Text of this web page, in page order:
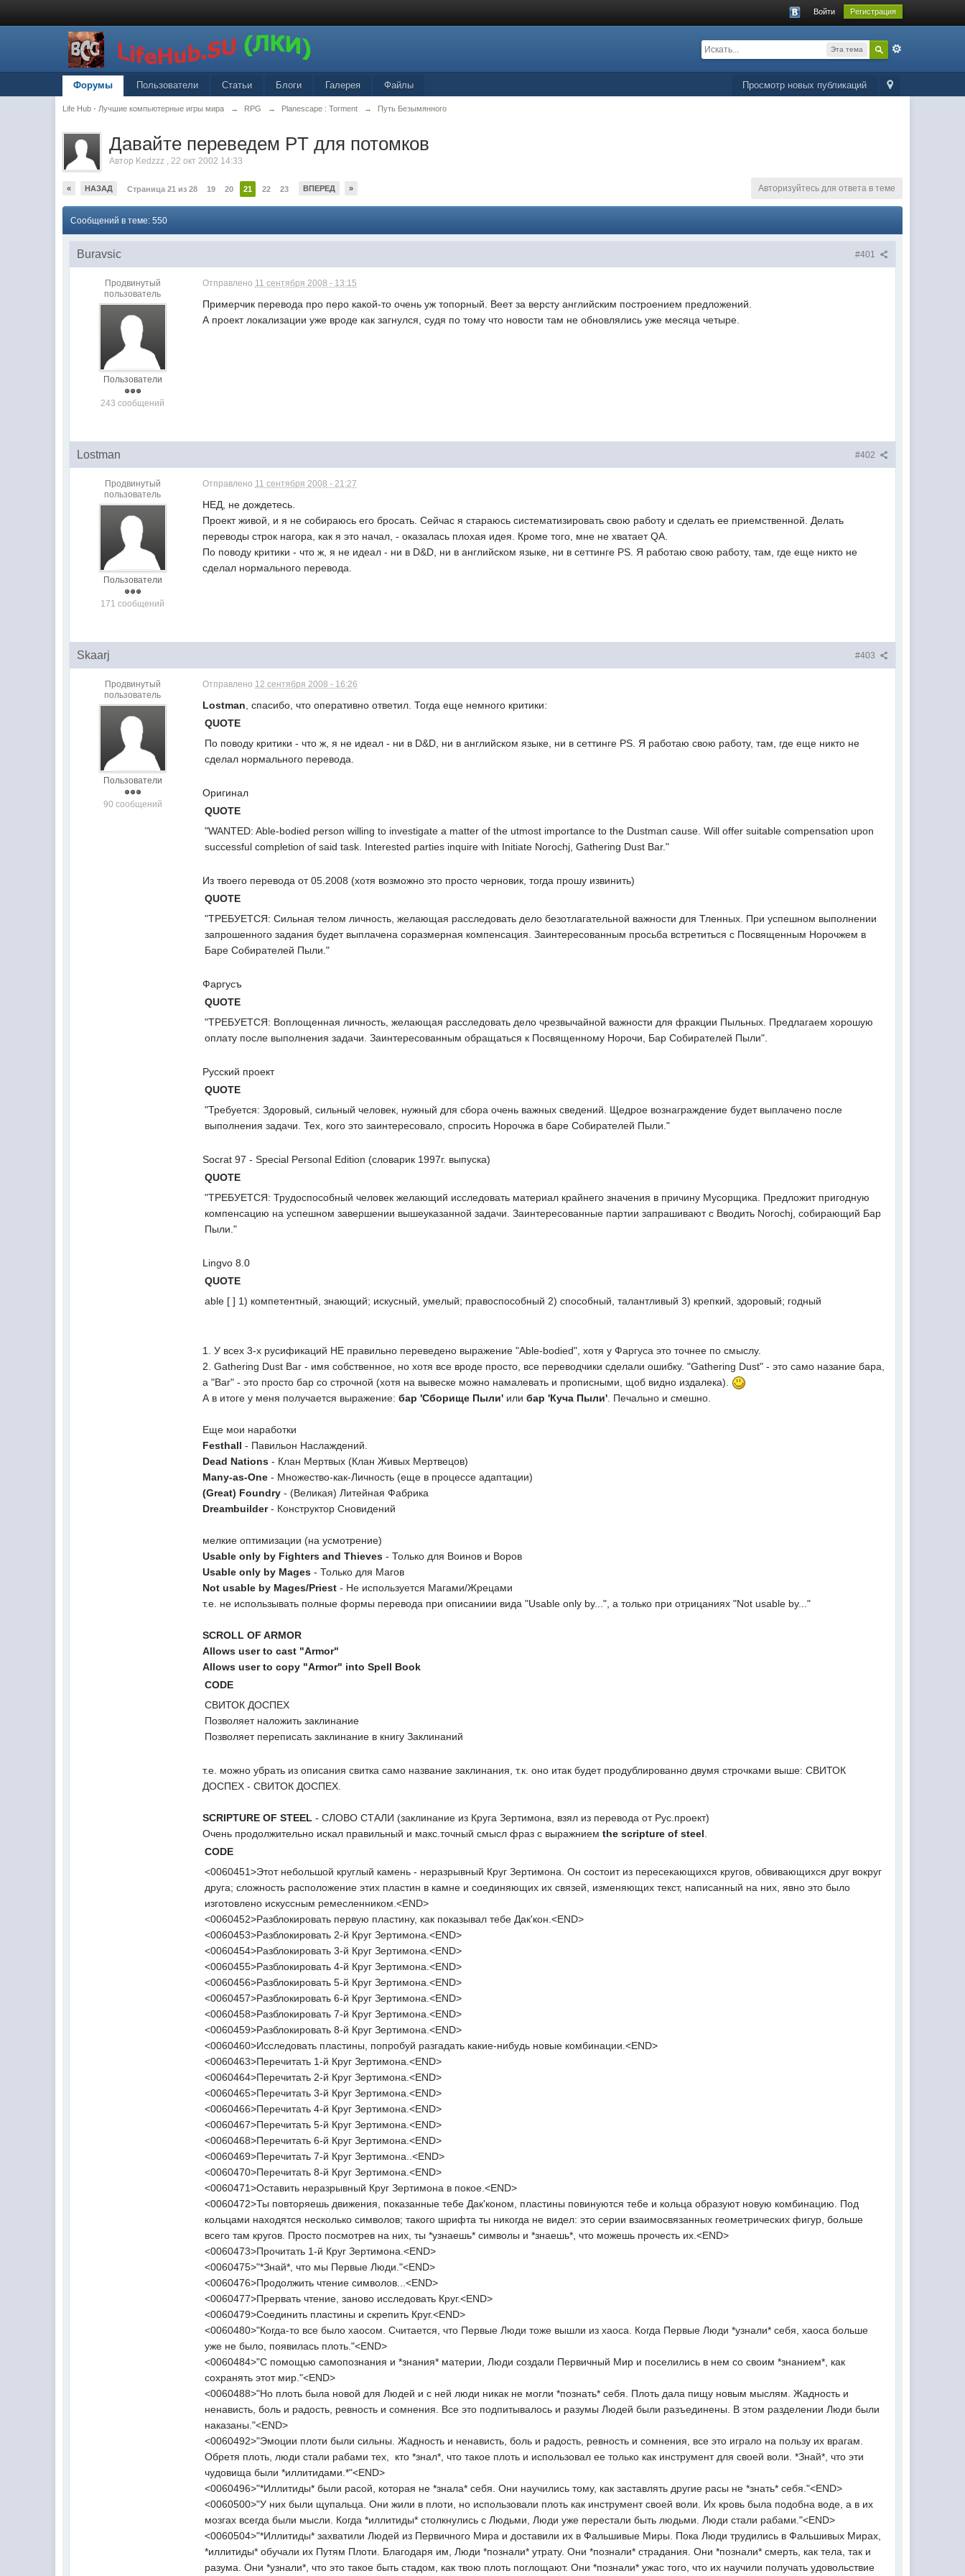
Войти Регистрация
Эта тема
Просмотр новых публикаций
Форумы Пользователи Статьи Блоги Галерея Файлы
Life Hub - Лучшие компьютерные игры мира → RPG → Planescape : Torment → Путь Безымянного
Давайте переведем PT для потомков
Автор Kedzzz ,22 окт 2002 14:33
« НАЗАД Страница 21 из 28 19 20 21 22 23 ВПЕРЕД » Авторизуйтесь для ответа в теме
Сообщений в теме: 550
#401
Buravsic
Продвинутый
пользователь
Пользователи
243 сообщений
Отправлено 11 сентября 2008 - 13:15
Примерчик перевода про перо какой-то очень уж топорный. Веет за версту английским построением предложений.
А проект локализации уже вроде как загнулся, судя по тому что новости там не обновлялись уже месяца четыре.
#402
Lostman
Продвинутый
пользователь
Пользователи
171 сообщений
Отправлено 11 сентября 2008 - 21:27
НЕД, не дождетесь.
Проект живой, и я не собираюсь его бросать. Сейчас я стараюсь систематизировать свою работу и сделать ее приемственной. Делать
переводы строк нагора, как я это начал, - оказалась плохая идея. Кроме того, мне не хватает QA.
По поводу критики - что ж, я не идеал - ни в D&D, ни в английском языке, ни в сеттинге PS. Я работаю свою работу, там, где еще никто не
сделал нормального перевода.
#403
Skaarj
Продвинутый
пользователь
Пользователи
90 сообщений
Отправлено 12 сентября 2008 - 16:26
Lostman , спасибо, что оперативно ответил. Тогда еще немного критики:
QUOTE
По поводу критики - что ж, я не идеал - ни в D&D, ни в английском языке, ни в сеттинге PS. Я работаю свою работу, там, где еще никто не
сделал нормального перевода.
Оригинал
QUOTE
"WANTED: Able-bodied person willing to investigate a matter of the utmost importance to the Dustman cause. Will offer suitable compensation upon
successful completion of said task. Interested parties inquire with Initiate Norochj, Gathering Dust Bar."
Из твоего перевода от 05.2008 (хотя возможно это просто черновик, тогда прошу извинить)
QUOTE
"ТРЕБУЕТСЯ: Сильная телом личность, желающая расследовать дело безотлагательной важности для Тленных. При успешном выполнении
запрошенного задания будет выплачена соразмерная компенсация. Заинтересованным просьба встретиться с Посвященным Норочжем в
Баре Собирателей Пыли."
Фаргусъ
QUOTE
"ТРЕБУЕТСЯ: Воплощенная личность, желающая расследовать дело чрезвычайной важности для фракции Пыльных. Предлагаем хорошую
оплату после выполнения задачи. Заинтересованным обращаться к Посвященному Норочи, Бар Собирателей Пыли".
Русский проект
QUOTE
"Требуется: Здоровый, сильный человек, нужный для сбора очень важных сведений. Щедрое вознаграждение будет выплачено после
выполнения задачи. Тех, кого это заинтересовало, спросить Норочжа в баре Собирателей Пыли."
Socrat 97 - Special Personal Edition (словарик 1997г. выпуска)
QUOTE
"ТРЕБУЕТСЯ: Трудоспособный человек желающий исследовать материал крайнего значения в причину Мусорщика. Предложит пригодную
компенсацию на успешном завершении вышеуказанной задачи. Заинтересованные партии запрашивают с Вводить Norochj, собирающий Бар
Пыли."
Lingvo 8.0
QUOTE
able [ ] 1) компетентный, знающий; искусный, умелый; правоспособный 2) способный, талантливый 3) крепкий, здоровый; годный
1. У всех 3-х русификаций НЕ правильно переведено выражение "Able-bodied", хотя у Фаргуса это точнее по смыслу.
2. Gathering Dust Bar - имя собственное, но хотя все вроде просто, все переводчики сделали ошибку. "Gathering Dust" - это само назание бара,
а "Bar" - это просто бар со строчной (хотя на вывеске можно намалевать и прописными, щоб видно издалека).
А в итоге у меня получается выражение:бар 'Сборище Пыли' илибар 'Куча Пыли'. Печально и смешно.
Еще мои наработки
Festhall - Павильон Наслаждений.
Dead Nations - Клан Мертвых (Клан Живых Мертвецов)
Many-as-One - Множество-как-Личность (еще в процессе адаптации)
(Great) Foundry - (Великая) Литейная Фабрика
Dreambuilder- Конструктор Сновидений
мелкие оптимизации (на усмотрение)
Usable only by Fighters and Thieves - Только для Воинов и Воров
Usable only by Mages - Только для Магов
Not usable by Mages/Priest - Не используется Магами/Жрецами
т.е. не использывать полные формы перевода при описаниии вида "Usable only by...", а только при отрицаниях "Not usable by..."
SCROLL OF ARMOR
Allows user to cast "Armor"
Allows user to copy "Armor" into Spell Book
CODE
СВИТОК ДОСПЕХ
Позволяет наложить заклинание
Позволяет переписать заклинание в книгу Заклинаний
т.е. можно убрать из описания свитка само название заклинания, т.к. оно итак будет продублированно двумя строчками выше: СВИТОК
ДОСПЕХ - СВИТОК ДОСПЕХ.
SCRIPTURE OF STEEL - СЛОВО СТАЛИ (заклинание из Круга Зертимона, взял из перевода от Рус.проект)
Очень продолжительно искал правильный и макс.точный смысл фраз с выражниемthe scripture of steel.
CODE
<0060451>Этот небольшой круглый камень - неразрывный Круг Зертимона. Он состоит из пересекающихся кругов, обвивающихся друг вокруг
друга; сложность расположение этих пластин в камне и соединяющих их связей, изменяющих текст, написанный на них, явно это было
изготовлено искуссным ремесленником.<END>
<0060452>Разблокировать первую пластину, как показывал тебе Дак'кон.<END>
<0060453>Разблокировать 2-й Круг Зертимона.<END>
<0060454>Разблокировать 3-й Круг Зертимона.<END>
<0060455>Разблокировать 4-й Круг Зертимона.<END>
<0060456>Разблокировать 5-й Круг Зертимона.<END>
<0060457>Разблокировать 6-й Круг Зертимона.<END>
<0060458>Разблокировать 7-й Круг Зертимона.<END>
<0060459>Разблокировать 8-й Круг Зертимона.<END>
<0060460>Исследовать пластины, попробуй разгадать какие-нибудь новые комбинации.<END>
<0060463>Перечитать 1-й Круг Зертимона.<END>
<0060464>Перечитать 2-й Круг Зертимона.<END>
<0060465>Перечитать 3-й Круг Зертимона.<END>
<0060466>Перечитать 4-й Круг Зертимона.<END>
<0060467>Перечитать 5-й Круг Зертимона.<END>
<0060468>Перечитать 6-й Круг Зертимона.<END>
<0060469>Перечитать 7-й Круг Зертимона..<END>
<0060470>Перечитать 8-й Круг Зертимона.<END>
<0060471>Оставить неразрывный Круг Зертимона в покое.<END>
<0060472>Ты повторяешь движения, показанные тебе Дак'коном, пластины повинуются тебе и кольца образуют новую комбинацию. Под
кольцами находятся несколько символов; такого шрифта ты никогда не видел: это серии взаимосвязанных геометрических фигур, больше
всего там кругов. Просто посмотрев на них, ты *узнаешь* символы и *знаешь*, что можешь прочесть их.<END>
<0060473>Прочитать 1-й Круг Зертимона.<END>
<0060475>"*Знай*, что мы Первые Люди."<END>
<0060476>Продолжить чтение символов...<END>
<0060477>Прервать чтение, заново исследовать Круг.<END>
<0060479>Соединить пластины и скрепить Круг.<END>
<0060480>"Когда-то все было хаосом. Считается, что Первые Люди тоже вышли из хаоса. Когда Первые Люди *узнали* себя, хаоса больше
уже не было, появилась плоть."<END>
<0060484>"С помощью самопознания и *знания* материи, Люди создали Первичный Мир и поселились в нем со своим *знанием*, как
сохранять этот мир."<END>
<0060488>"Но плоть была новой для Людей и с ней люди никак не могли *познать* себя. Плоть дала пищу новым мыслям. Жадность и
ненависть, боль и радость, ревность и сомнения. Все это подпитывалось и разумы Людей были разъединены. В этом разделении Люди были
наказаны."<END>
<0060492>"Эмоции плоти были сильны. Жадность и ненависть, боль и радость, ревность и сомнения, все это играло на пользу их врагам.
Обретя плоть, люди стали рабами тех, кто *знал*, что такое плоть и использовал ее только как инструмент для своей воли. *Знай*, что эти
чудовища были *иллитидами.*"<END>
<0060496>"*Иллитиды* были расой, которая не *знала* себя. Они научились тому, как заставлять другие расы не *знать* себя."<END>
<0060500>"У них были щупальца. Они жили в плоти, но использовали плоть как инструмент своей воли. Их кровь была подобна воде, а в их
мозгах всегда были мысли. Когда *иллитиды* столкнулись с Людьми, Люди уже перестали быть людьми. Люди стали рабами."<END>
<0060504>"*Иллитиды* захватили Людей из Первичного Мира и доставили их в Фальшивые Миры. Пока Люди трудились в Фальшивых Мирах,
*иллитиды* обучали их Путям Плоти. Благодаря им, Люди *познали* утрату. Они *познали* страдания. Они *познали* смерть, как тела, так и
разума. Они *узнали*, что это такое быть стадом, как твою плоть поглощают. Они *познали* ужас того, что их научили получать удовольствие